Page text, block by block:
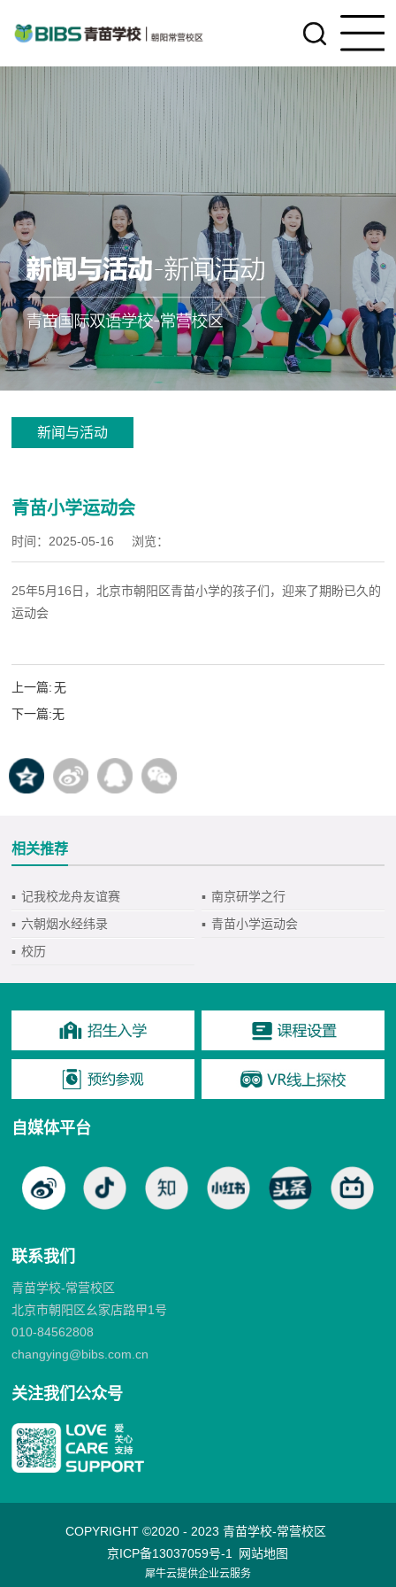
新闻与活动
青苗小学运动会
时间：2025-05-16 浏览：
25年5月16日，北京市朝阳区青苗小学的孩子们，迎来了期盼已久的
运动会
上一篇: 无
下一篇:无
相关推荐
▪ 记我校龙舟友谊赛 ▪ 南京研学之行
▪ 六朝烟水经纬录 ▪ 青苗小学运动会
▪ 校历
自媒体平台
联系我们
青苗学校-常营校区
北京市朝阳区幺家店路甲1号
010-84562808
changying@bibs.com.cn
关注我们公众号
COPYRIGHT ©2020 - 2023 青苗学校-常营校区
京ICP备13037059号-1 网站地图
犀牛云提供企业云服务